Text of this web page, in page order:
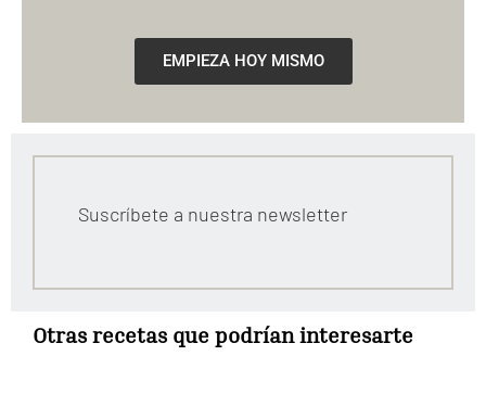
EMPIEZA HOY MISMO
Suscríbete a nuestra newsletter
Otras recetas que podrían interesarte